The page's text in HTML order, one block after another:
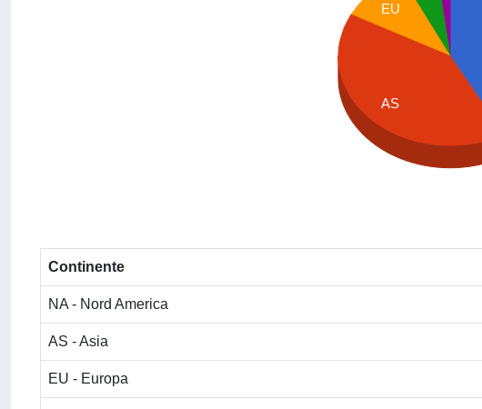
EU
AS
Continente
NA - Nord America
AS - Asia
EU - Europa